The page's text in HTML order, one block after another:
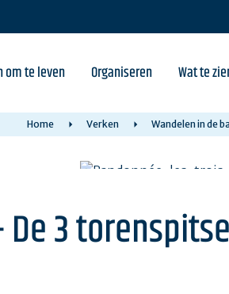
om te leven Organiseren Wat te
Home Verken Wandelen in de
3